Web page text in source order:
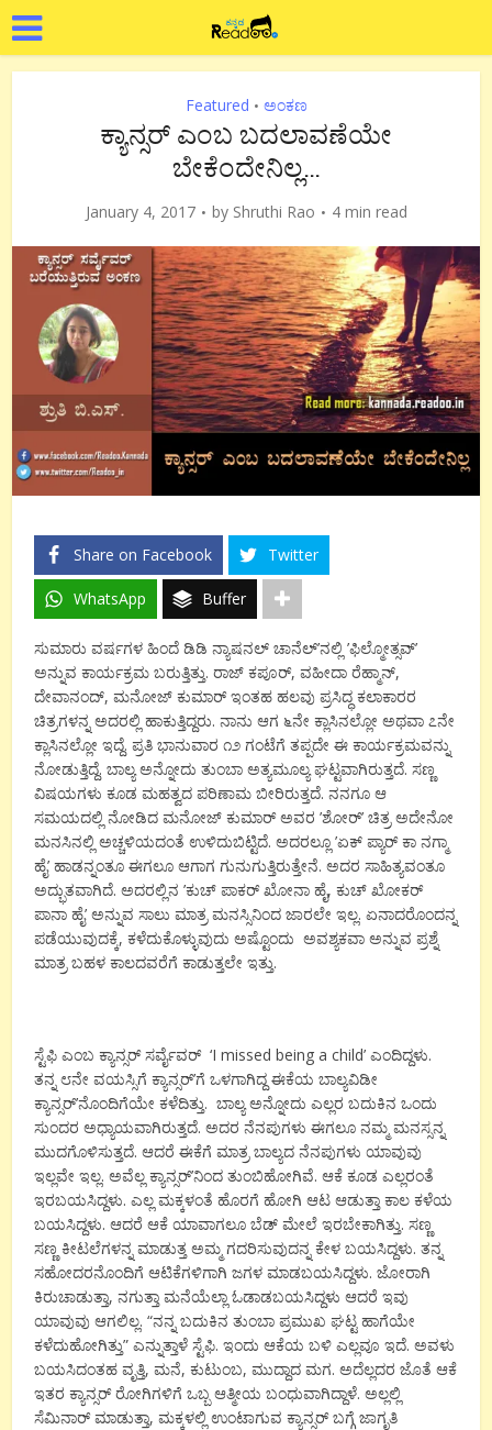
Featured • ಅಂಕಣ
ಕ್ಯಾನ್ಸರ್ ಎಂಬ ಬದಲಾವಣೆಯೇ
ಬೇಕೆಂದೇನಿಲ್ಲ…
January 4, 2017 by Shruthi Rao 4 min read
Share on Facebook Twitter
WhatsApp Buffer
ಸುಮಾರು ವರ್ಷಗಳ ಹಿಂದೆ ಡಿಡಿ ನ್ಯಾಷನಲ್ ಚಾನೆಲ್’ನಲ್ಲಿ ’ಫಿಲ್ಮೋತ್ಸವ್’
ಅನ್ನುವ ಕಾರ್ಯಕ್ರಮ ಬರುತ್ತಿತ್ತು. ರಾಜ್ ಕಪೂರ್, ವಹೀದಾ ರೆಹ್ಮಾನ್,
ದೇವಾನಂದ್, ಮನೋಜ್ ಕುಮಾರ್ ಇಂತಹ ಹಲವು ಪ್ರಸಿದ್ಧ ಕಲಾಕಾರರ
ಚಿತ್ರಗಳನ್ನ ಅದರಲ್ಲಿ ಹಾಕುತ್ತಿದ್ದರು. ನಾನು ಆಗ ೬ನೇ ಕ್ಲಾಸಿನಲ್ಲೋ ಅಥವಾ ೭ನೇ
ಕ್ಲಾಸಿನಲ್ಲೋ ಇದ್ದೆ. ಪ್ರತಿ ಭಾನುವಾರ ೧೨ ಗಂಟೆಗೆ ತಪ್ಪದೇ ಈ ಕಾರ್ಯಕ್ರಮವನ್ನು
ನೋಡುತ್ತಿದ್ದೆ. ಬಾಲ್ಯ ಅನ್ನೋದು ತುಂಬಾ ಅತ್ಯಮೂಲ್ಯ ಘಟ್ಟವಾಗಿರುತ್ತದೆ. ಸಣ್ಣ
ವಿಷಯಗಳು ಕೂಡ ಮಹತ್ವದ ಪರಿಣಾಮ ಬೀರಿರುತ್ತದೆ. ನನಗೂ ಆ
ಸಮಯದಲ್ಲಿ ನೋಡಿದ ಮನೋಜ್ ಕುಮಾರ್ ಅವರ ’ಶೋರ್’ ಚಿತ್ರ ಅದೇನೋ
ಮನಸಿನಲ್ಲಿ ಅಚ್ಚಳಿಯದಂತೆ ಉಳಿದುಬಿಟ್ಟಿದೆ. ಅದರಲ್ಲೂ ’ಏಕ್ ಪ್ಯಾರ್ ಕಾ ನಗ್ಮಾ
ಹೈ’ ಹಾಡನ್ನಂತೂ ಈಗಲೂ ಆಗಾಗ ಗುನುಗುತ್ತಿರುತ್ತೇನೆ. ಅದರ ಸಾಹಿತ್ಯವಂತೂ
ಅದ್ಭುತವಾಗಿದೆ. ಅದರಲ್ಲಿನ ’ಕುಚ್ ಪಾಕರ್ ಖೋನಾ ಹೈ, ಕುಚ್ ಖೋಕರ್
ಪಾನಾ ಹೈ’ ಅನ್ನುವ ಸಾಲು ಮಾತ್ರ ಮನಸ್ಸಿನಿಂದ ಜಾರಲೇ ಇಲ್ಲ. ಏನಾದರೊಂದನ್ನ
ಪಡೆಯುವುದಕ್ಕೆ, ಕಳೆದುಕೊಳ್ಳುವುದು ಅಷ್ಟೊಂದು ಅವಶ್ಯಕವಾ ಅನ್ನುವ ಪ್ರಶ್ನೆ
ಮಾತ್ರ ಬಹಳ ಕಾಲದವರೆಗೆ ಕಾಡುತ್ತಲೇ ಇತ್ತು.
ಸ್ಟೆಫಿ ಎಂಬ ಕ್ಯಾನ್ಸರ್ ಸರ್ವೈವರ್ ‘I missed being a child’ ಎಂದಿದ್ದಳು.
ತನ್ನ ೮ನೇ ವಯಸ್ಸಿಗೆ ಕ್ಯಾನ್ಸರ್’ಗೆ ಒಳಗಾಗಿದ್ದ ಈಕೆಯ ಬಾಲ್ಯವಿಡೀ
ಕ್ಯಾನ್ಸರ್’ನೊಂದಿಗೆಯೇ ಕಳೆದಿತ್ತು. ಬಾಲ್ಯ ಅನ್ನೋದು ಎಲ್ಲರ ಬದುಕಿನ ಒಂದು
ಸುಂದರ ಅಧ್ಯಾಯವಾಗಿರುತ್ತದೆ. ಅದರ ನೆನಪುಗಳು ಈಗಲೂ ನಮ್ಮ ಮನಸ್ಸನ್ನ
ಮುದಗೊಳಿಸುತ್ತದೆ. ಆದರೆ ಈಕೆಗೆ ಮಾತ್ರ ಬಾಲ್ಯದ ನೆನಪುಗಳು ಯಾವುವು
ಇಲ್ಲವೇ ಇಲ್ಲ. ಅವೆಲ್ಲ ಕ್ಯಾನ್ಸರ್’ನಿಂದ ತುಂಬಿಹೋಗಿವೆ. ಆಕೆ ಕೂಡ ಎಲ್ಲರಂತೆ
ಇರಬಯಸಿದ್ದಳು. ಎಲ್ಲ ಮಕ್ಕಳಂತೆ ಹೊರಗೆ ಹೋಗಿ ಆಟ ಆಡುತ್ತಾ ಕಾಲ ಕಳೆಯ
ಬಯಸಿದ್ದಳು. ಆದರೆ ಆಕೆ ಯಾವಾಗಲೂ ಬೆಡ್ ಮೇಲೆ ಇರಬೇಕಾಗಿತ್ತು. ಸಣ್ಣ
ಸಣ್ಣ ಕೀಟಲೆಗಳನ್ನ ಮಾಡುತ್ತ ಅಮ್ಮ ಗದರಿಸುವುದನ್ನ ಕೇಳ ಬಯಸಿದ್ದಳು. ತನ್ನ
ಸಹೋದರನೊಂದಿಗೆ ಆಟಿಕೆಗಳಿಗಾಗಿ ಜಗಳ ಮಾಡಬಯಸಿದ್ದಳು. ಜೋರಾಗಿ
ಕಿರುಚಾಡುತ್ತಾ, ನಗುತ್ತಾ ಮನೆಯೆಲ್ಲಾ ಓಡಾಡಬಯಸಿದ್ದಳು ಆದರೆ ಇವು
ಯಾವುವು ಆಗಲಿಲ್ಲ. “ನನ್ನ ಬದುಕಿನ ತುಂಬಾ ಪ್ರಮುಖ ಘಟ್ಟ ಹಾಗೆಯೇ
ಕಳೆದುಹೋಗಿತ್ತು” ಎನ್ನುತ್ತಾಳೆ ಸ್ಟೆಫಿ. ಇಂದು ಆಕೆಯ ಬಳಿ ಎಲ್ಲವೂ ಇದೆ. ಅವಳು
ಬಯಸಿದಂತಹ ವೃತ್ತಿ, ಮನೆ, ಕುಟುಂಬ, ಮುದ್ದಾದ ಮಗ. ಅದೆಲ್ಲದರ ಜೊತೆ ಆಕೆ
ಇತರ ಕ್ಯಾನ್ಸರ್ ರೋಗಿಗಳಿಗೆ ಒಬ್ಬ ಆತ್ಮೀಯ ಬಂಧುವಾಗಿದ್ದಾಳೆ. ಅಲ್ಲಲ್ಲಿ
ಸೆಮಿನಾರ್ ಮಾಡುತ್ತಾ, ಮಕ್ಕಳಲ್ಲಿ ಉಂಟಾಗುವ ಕ್ಯಾನ್ಸರ್ ಬಗ್ಗೆ ಜಾಗೃತಿ